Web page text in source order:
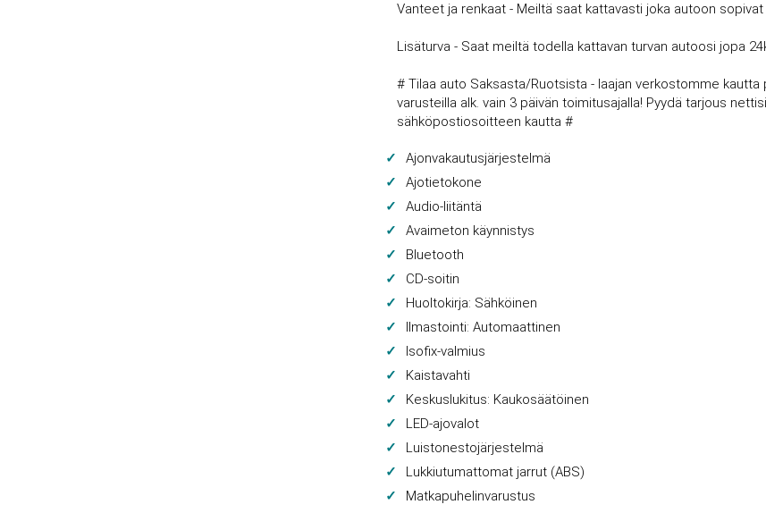
Vanteet ja renkaat - Meiltä saat kattavasti joka autoon
Lisäturva - Saat meiltä todella kattavan turvan autoosi jopa
# Tilaa auto Saksasta/Ruotsista - laajan verkostomme
varusteilla alk. vain 3 päivän toimitusajalla! Pyydä tarjous
sähköpostiosoitteen kautta #
Ajonvakautusjärjestelmä
Ajotietokone
Audio-liitäntä
Avaimeton käynnistys
Bluetooth
CD-soitin
Huoltokirja: Sähköinen
Ilmastointi: Automaattinen
Isofix-valmius
Kaistavahti
Keskuslukitus: Kaukosäätöinen
LED-ajovalot
Luistonestojärjestelmä
Lukkiutumattomat jarrut (ABS)
Matkapuhelinvarustus